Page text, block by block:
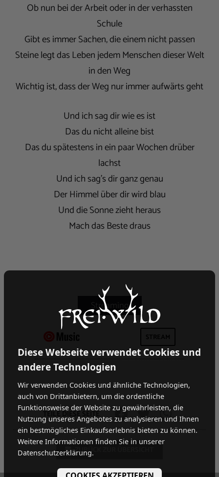
Ob nun bei der Arbeit oder in der verhassten
Schule
Gibt es immer Sachen, die einem nicht passen
Steine legt das Leben jedem Menschen dieser Welt
in den Weg
Wichtig ist, dass der Weg nur immer aufwärts geht
Und ich sag dir wie es ist
Das du nicht alleine bist
Das du spätestens in ein paar Wochen drüber
lachst
Und ich sag's dir ganz genau
Der Himmel über dir wird blau
Und die Sonne zieht heraus
Mach das Beste draus
TEILE DIESE SEITE
ZURÜCK ZUR ÜBERSICHT
Diese Webseite verwendet Cookies und
andere Technologien
Wir verwenden Cookies und ähnliche Technologien,
auch von Drittanbietern, um die ordentliche
Funktionsweise der Website zu gewährleisten, die
Nutzung unseres Angebotes zu analysieren und Ihnen
ein bestmögliches Einkaufserlebnis bieten zu können.
Weitere Informationen finden Sie in unserer
Datenschutzerklärung.